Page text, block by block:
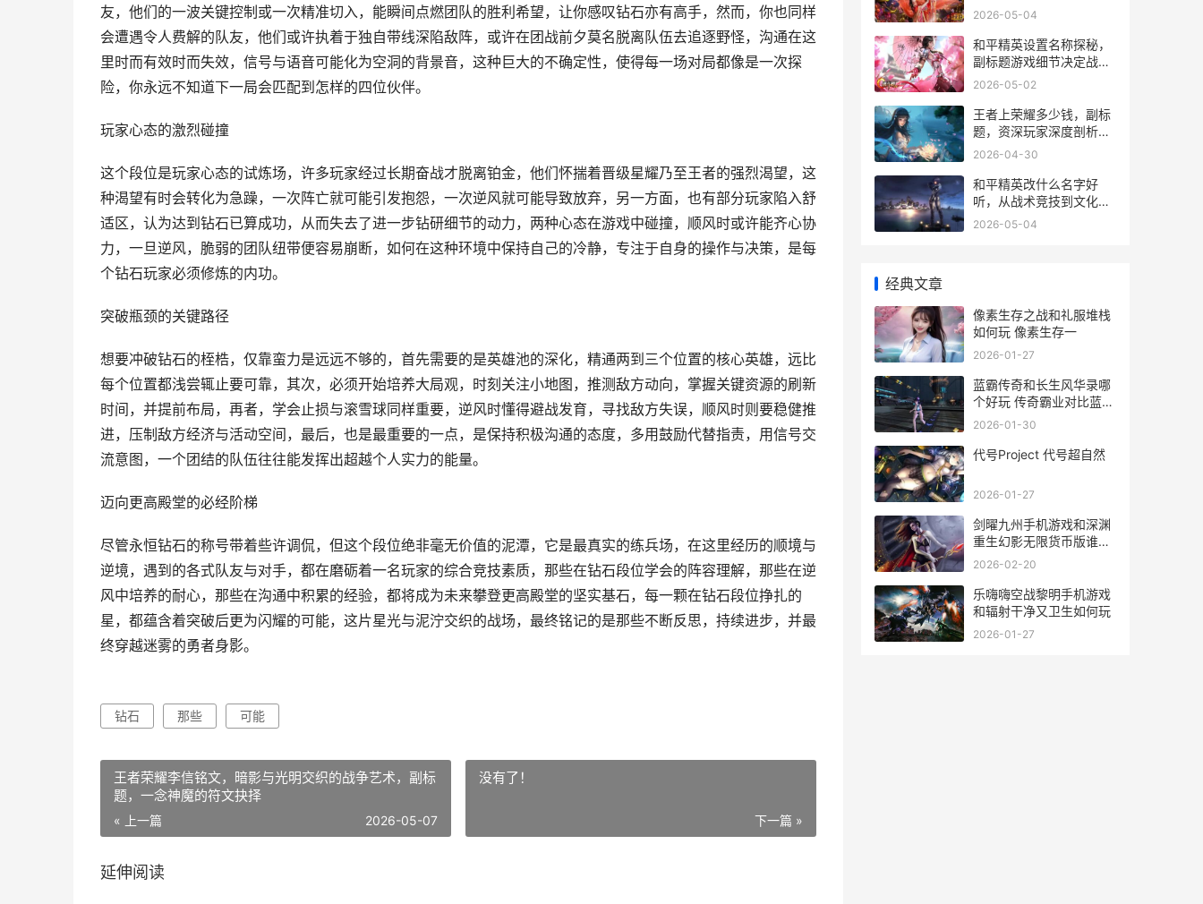
友，他们的一波关键控制或一次精准切入，能瞬间点燃团队的胜利希望，让你感叹钻石亦有高手，然而，你也同样
会遭遇令人费解的队友，他们或许执着于独自带线深陷敌阵，或许在团战前夕莫名脱离队伍去追逐野怪，沟通在这
里时而有效时而失效，信号与语音可能化为空洞的背景音，这种巨大的不确定性，使得每一场对局都像是一次探
险，你永远不知道下一局会匹配到怎样的四位伙伴。
玩家心态的激烈碰撞
这个段位是玩家心态的试炼场，许多玩家经过长期奋战才脱离铂金，他们怀揣着晋级星耀乃至王者的强烈渴望，这
种渴望有时会转化为急躁，一次阵亡就可能引发抱怨，一次逆风就可能导致放弃，另一方面，也有部分玩家陷入舒
适区，认为达到钻石已算成功，从而失去了进一步钻研细节的动力，两种心态在游戏中碰撞，顺风时或许能齐心协
力，一旦逆风，脆弱的团队纽带便容易崩断，如何在这种环境中保持自己的冷静，专注于自身的操作与决策，是每
个钻石玩家必须修炼的内功。
突破瓶颈的关键路径
想要冲破钻石的桎梏，仅靠蛮力是远远不够的，首先需要的是英雄池的深化，精通两到三个位置的核心英雄，远比
每个位置都浅尝辄止要可靠，其次，必须开始培养大局观，时刻关注小地图，推测敌方动向，掌握关键资源的刷新
时间，并提前布局，再者，学会止损与滚雪球同样重要，逆风时懂得避战发育，寻找敌方失误，顺风时则要稳健推
进，压制敌方经济与活动空间，最后，也是最重要的一点，是保持积极沟通的态度，多用鼓励代替指责，用信号交
流意图，一个团结的队伍往往能发挥出超越个人实力的能量。
迈向更高殿堂的必经阶梯
尽管永恒钻石的称号带着些许调侃，但这个段位绝非毫无价值的泥潭，它是最真实的练兵场，在这里经历的顺境与
逆境，遇到的各式队友与对手，都在磨砺着一名玩家的综合竞技素质，那些在钻石段位学会的阵容理解，那些在逆
风中培养的耐心，那些在沟通中积累的经验，都将成为未来攀登更高殿堂的坚实基石，每一颗在钻石段位挣扎的
星，都蕴含着突破后更为闪耀的可能，这片星光与泥泞交织的战场，最终铭记的是那些不断反思，持续进步，并最
终穿越迷雾的勇者身影。
钻石 那些 可能
王者荣耀李信铭文，暗影与光明交织的战争艺术，副标
题，一念神魔的符文抉择
« 上一篇 2026-05-07
没有了！
下一篇 »
延伸阅读
标题，从倔强青铜到最强
2026-05-04
和平精英设置名称探秘，
副标题游戏细节决定战场
成败
2026-05-02
王者上荣耀多少钱，副标
题，资深玩家深度剖析上
分成本
2026-04-30
和平精英改什么名字好
听，从战术竞技到文化符
号的升华
2026-05-04
经典文章
像素生存之战和礼服堆栈
如何玩 像素生存一
2026-01-27
蓝霸传奇和长生风华录哪
个好玩 传奇霸业对比蓝月
传奇
2026-01-30
代号Project 代号超自然
2026-01-27
剑曜九州手机游戏和深渊
重生幻影无限货币版谁更
好玩 剑耀九州
2026-02-20
乐嗨嗨空战黎明手机游戏
和辐射干净又卫生如何玩
2026-01-27